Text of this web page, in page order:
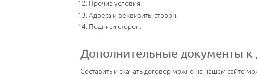
Прочие условия.
Адреса и реквизиты сторон.
Подписи сторон.
Дополнительные документы к
Составить и скачать договор можно на нашем сайте